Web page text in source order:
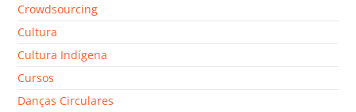
Crowdsourcing
Cultura
Cultura Indígena
Cursos
Danças Circulares